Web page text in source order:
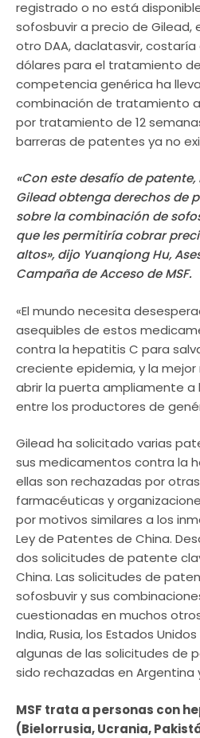
registrado o no está
sofosbuvir a precio de Gilead,
otro DAA, daclatasvir, costaría
dólares para el tratamiento de
competencia genérica ha
combinación de tratamiento a
por tratamiento de 12
barreras de patentes ya no
«Con este desafío de patente,
Gilead obtenga derechos de
sobre la combinación de
que les permitiría cobrar
altos», dijo Yuanqiong Hu,
Campaña de Acceso de MSF.
«El mundo necesita
asequibles de estos
contra la hepatitis C para
creciente epidemia, y la
abrir la puerta ampliamente
entre los productores de
Gilead ha solicitado varias
sus medicamentos contra la
ellas son rechazadas por
farmacéuticas y
por motivos similares a los
Ley de Patentes de China.
dos solicitudes de patente
China. Las solicitudes de
sofosbuvir y sus
cuestionadas en muchos
India, Rusia, los Estados
algunas de las solicitudes de
sido rechazadas en Argentina
MSF trata a personas con
(Bielorrusia, Ucrania,